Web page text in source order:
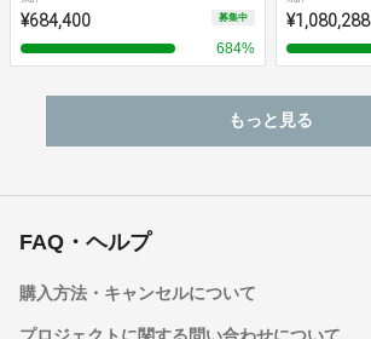
¥684,400 募集中
684%
¥1,080,288
もっと見る
FAQ・ヘルプ
購入方法・キャンセルについて